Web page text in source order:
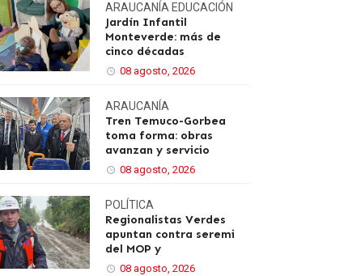
ARAUCANÍA EDUCACIÓN
Jardín Infantil
Monteverde: más de
cinco décadas
08 agosto, 2026
ARAUCANÍA
Tren Temuco-Gorbea
toma forma: obras
avanzan y servicio
08 agosto, 2026
POLÍTICA
Regionalistas Verdes
apuntan contra seremi
del MOP y
08 agosto, 2026